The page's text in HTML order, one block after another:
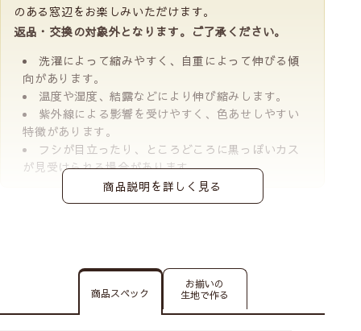
のある窓辺をお楽しみいただけます。
返品・交換の対象外となります。ご了承ください。
洗濯によって縮みやすく、自重によって伸びる傾
向があります。
温度や湿度、結露などにより伸び縮みします。
紫外線による影響を受けやすく、色あせしやすい
特徴があります。
フシが目立ったり、ところどころに黒っぽいカス
が見受けられる場合があります。
商品説明を詳しく見る
商品スペック
お揃いの
生地で作る